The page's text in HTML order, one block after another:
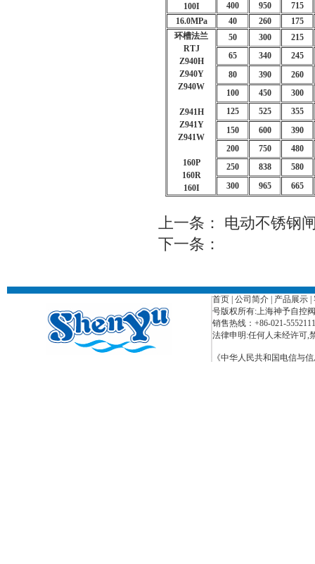
100I
400
950
715
16.0MPa
40 260
175
环槽法兰
RTJ
Z940H
Z940Y
Z940W
Z941H
Z941Y
Z941W
160P
160R
160I
50 300
215
65
340
245
80
390
260
100
450
300
125
525
355
150
600
390
200
750
480
250
838
580
300
965 665
上一条： 电动不锈钢
下一条：
首页 公司简介 产品展示
号版权所有:上海神予自控
销售热线：+86-021-
法律申明:任何人未经许可,
《中华人民共和国电信与